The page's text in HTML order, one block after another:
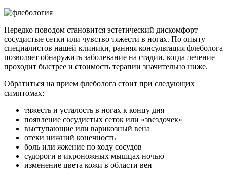
Нередко поводом становится эстетический дискомфорт —
сосудистые сетки или чувство тяжести в ногах. По опыту
специалистов нашей клиники, ранняя консультация флеболога
позволяет обнаружить заболевание на стадии, когда лечение
проходит быстрее и стоимость терапии значительно ниже.
Обратиться на прием флеболога стоит при следующих
симптомах:
тяжесть и усталость в ногах к концу дня
появление сосудистых сеток или «звездочек»
выступающие или варикозный вена
отеки нижний конечность
боль или жжение по ходу сосудов
судороги в икроножных мышцах ночью
изменение цвета кожи в области вен